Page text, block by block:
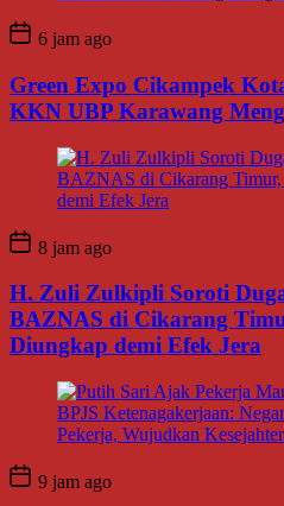
6 jam ago
Green Expo Cikampek
KKN UBP Karawang
8 jam ago
H. Zuli Zulkipli Soroti
BAZNAS di Cikarang
Diungkap demi Efek Jera
9 jam ago